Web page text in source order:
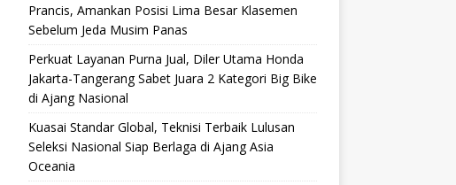
Prancis, Amankan Posisi Lima Besar Klasemen
Sebelum Jeda Musim Panas
Perkuat Layanan Purna Jual, Diler Utama Honda
Jakarta-Tangerang Sabet Juara 2 Kategori Big Bike
di Ajang Nasional
Kuasai Standar Global, Teknisi Terbaik Lulusan
Seleksi Nasional Siap Berlaga di Ajang Asia
Oceania